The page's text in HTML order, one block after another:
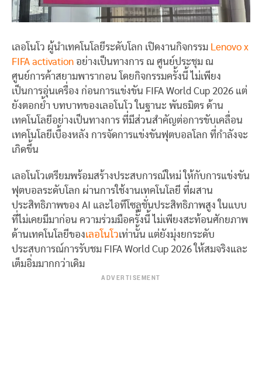
เลอโนโว ผู้นำเทคโนโลยีระดับโลก เปิดงานกิจกรรม
Lenovo x
FIFA activation อย่างเป็นทางการ ณ ศูนย์ประชุม ณ
ศูนย์การค้าสยามพารากอน โดยกิจกรรมครั้งนี้ ไม่เพียง
เป็นการอุ่นเครื่อง ก่อนการแข่งขัน FIFA World Cup 2026 แต่
ยังตอกย้ำ บทบาทของเลอโนโว ในฐานะ พันธมิตร ด้าน
เทคโนโลยีอย่างเป็นทางการ ที่มีส่วนสำคัญต่อการขับเคลื่อน
เทคโนโลยีเบื้องหลัง การจัดการแข่งขันฟุตบอลโลก ที่กำลังจะ
เกิดขึ้น
เลอโนโวเตรียมพร้อมสร้างประสบการณ์ใหม่ ให้กับการแข่งขัน
ฟุตบอลระดับโลก ผ่านการใช้งานเทคโนโลยี ที่ผสาน
ประสิทธิภาพของ AI และไอทีโซลูชั่นประสิทธิภาพสูง ในแบบ
ที่ไม่เคยมีมาก่อน ความร่วมมือครั้งนี้ ไม่เพียงสะท้อนศักยภาพ
ด้านเทคโนโลยีของเลอโนโวเท่านั้น แต่ยังมุ่งยกระดับ
ประสบการณ์การรับชม FIFA World Cup 2026 ให้สมจริงและ
เต็มอิ่มมากกว่าเดิม
ADVERTISEMENT